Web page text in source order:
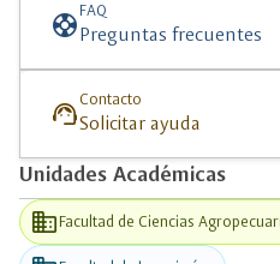
supportFAQ
Preguntas frecuentes
support_agent Contacto
Solicitar ayuda
Unidades Académicas
businessFacultad de Ciencias